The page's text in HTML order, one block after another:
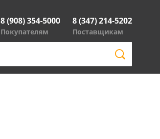
8 (908) 354-5000
Покупателям
8 (347) 214-5202
Поставщикам